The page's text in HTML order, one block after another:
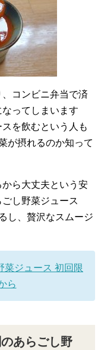
コンビニ弁当で済
ってしまいます
を飲むという人も
が摂れるのか知って
ら大丈夫という安
し野菜ジュース
し、贅沢なスムージ
菜ジュース 初回限
ら
あらごし野